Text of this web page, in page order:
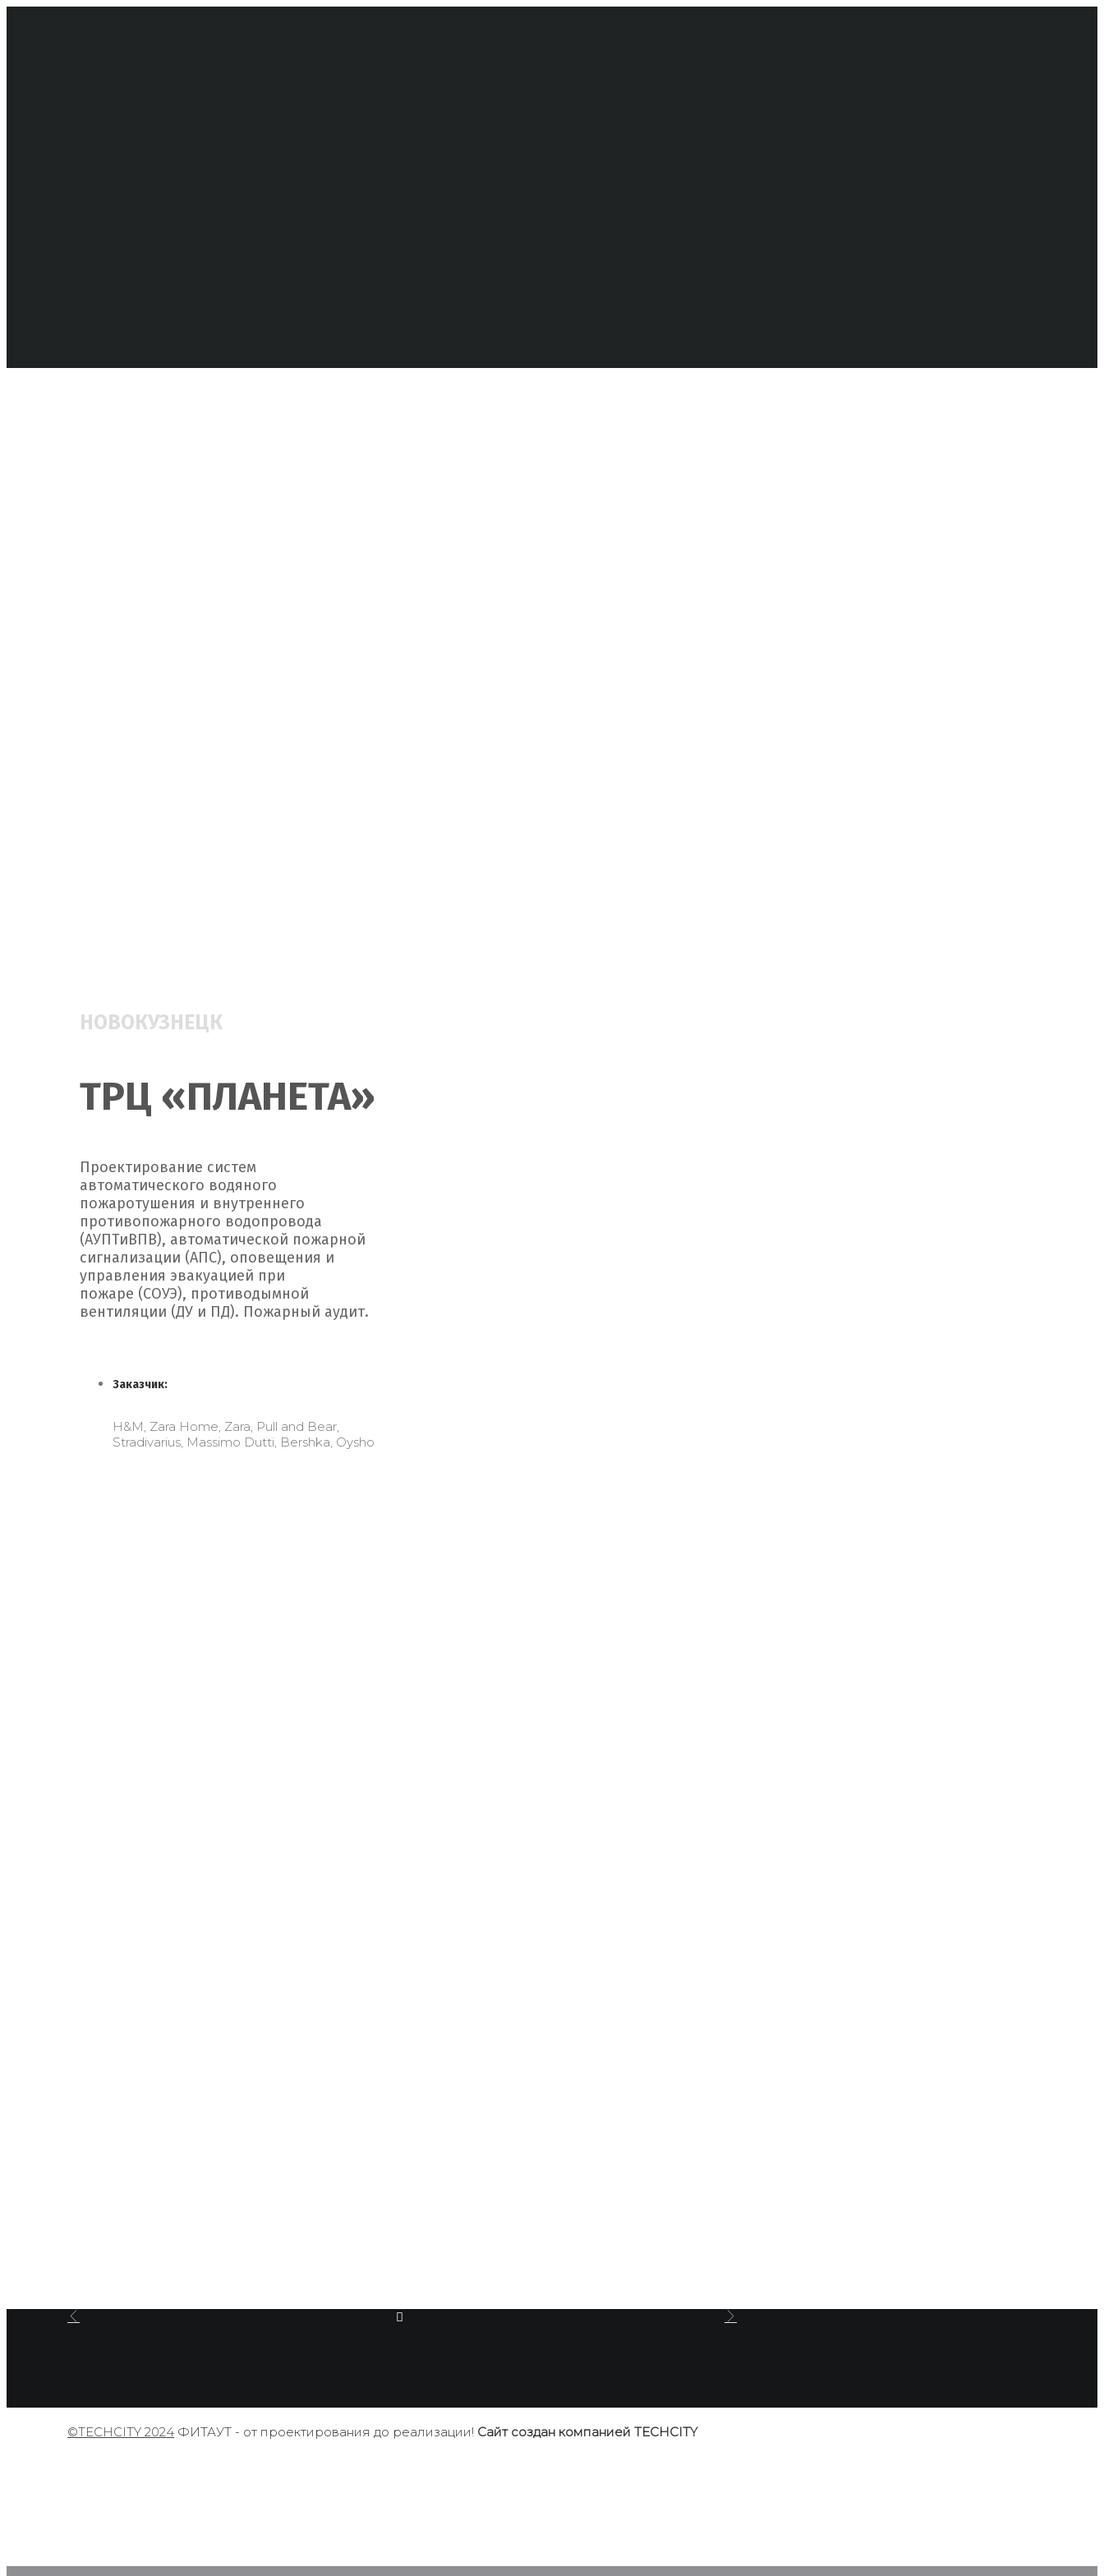
НОВОКУЗНЕЦК
ТРЦ «ПЛАНЕТА»
Проектирование систем
автоматического водяного
пожаротушения и внутреннего
противопожарного водопровода
(АУПТиВПВ), автоматической пожарной
сигнализации (АПС), оповещения и
управления эвакуацией при
пожаре (СОУЭ), противодымной
вентиляции (ДУ и ПД). Пожарный аудит.
Заказчик:
H&M, Zara Home, Zara, Pull and Bear,
Stradivarius, Massimo Dutti, Bershka, Oysho
©TECHCITY 2024 ФИТАУТ - от проектирования до реализации! Сайт создан компанией TECHCITY